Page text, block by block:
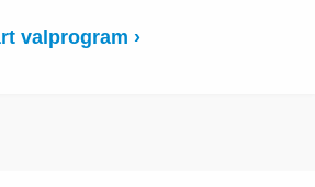
valprogram ›